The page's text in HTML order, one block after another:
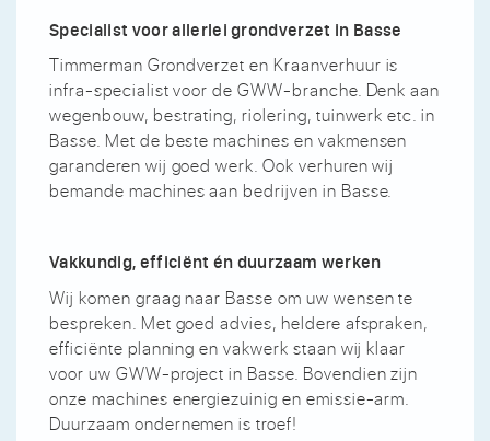
Specialist voor allerlei grondverzet in Basse
Timmerman Grondverzet en Kraanverhuur is
infra-specialist voor de GWW-branche. Denk aan
wegenbouw, bestrating, riolering, tuinwerk etc. in
Basse. Met de beste machines en vakmensen
garanderen wij goed werk. Ook verhuren wij
bemande machines aan bedrijven in Basse.
Vakkundig, efficiënt én duurzaam werken
Wij komen graag naar Basse om uw wensen te
bespreken. Met goed advies, heldere afspraken,
efficiënte planning en vakwerk staan wij klaar
voor uw GWW-project in Basse. Bovendien zijn
onze machines energiezuinig en emissie-arm.
Duurzaam ondernemen is troef!